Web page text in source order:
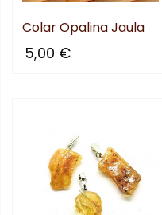
Colar Opalina Jaula
5,00 €